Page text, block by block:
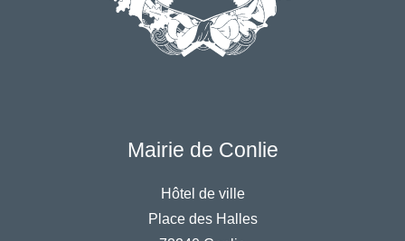
Mairie de Conlie
Hôtel de ville
Place des Halles